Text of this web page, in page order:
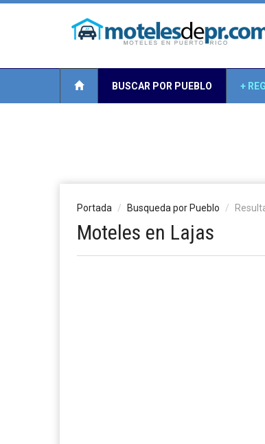
BUSCAR POR PUEBLO +
Portada Busqueda por Pueblo
Moteles en Lajas